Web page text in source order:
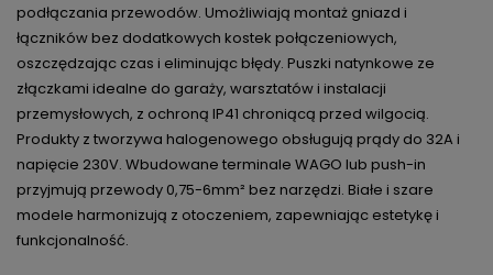
podłączania przewodów. Umożliwiają montaż gniazd i
łączników bez dodatkowych kostek połączeniowych,
oszczędzając czas i eliminując błędy. Puszki natynkowe ze
złączkami idealne do garaży, warsztatów i instalacji
przemysłowych, z ochroną IP41 chroniącą przed wilgocią.
Produkty z tworzywa halogenowego obsługują prądy do 32A i
napięcie 230V. Wbudowane terminale WAGO lub push-in
przyjmują przewody 0,75-6mm² bez narzędzi. Białe i szare
modele harmonizują z otoczeniem, zapewniając estetykę i
funkcjonalność.